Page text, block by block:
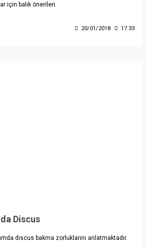
için balık önerileri.
20/01/2018 17:33
Discus
discus bakma zorluklarını anlatmaktadır.